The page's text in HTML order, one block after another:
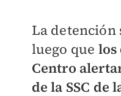
La detención
luego que los
Centro
de la SSC de